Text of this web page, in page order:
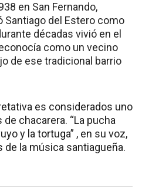
en San Fernando,
Santiago del Estero como
décadas vivió en el
como un vecino
de ese tradicional barrio
es considerados uno
chacarera. “La pucha
y la tortuga” , en su voz,
la música santiagueña.